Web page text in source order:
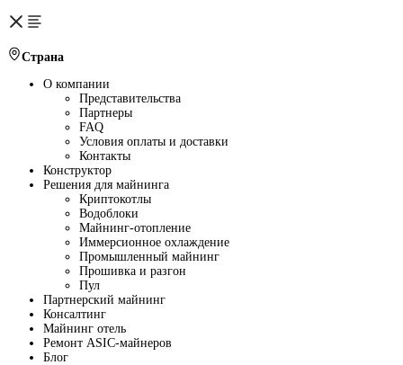
Страна
О компании
Представительства
Партнеры
FAQ
Условия оплаты и доставки
Контакты
Конструктор
Решения для майнинга
Криптокотлы
Водоблоки
Майнинг-отопление
Иммерсионное охлаждение
Промышленный майнинг
Прошивка и разгон
Пул
Партнерский майнинг
Консалтинг
Майнинг отель
Ремонт ASIC-майнеров
Блог